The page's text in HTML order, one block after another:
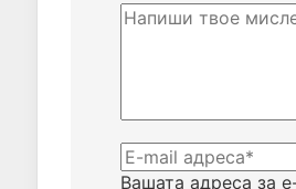
Вашата адреса за